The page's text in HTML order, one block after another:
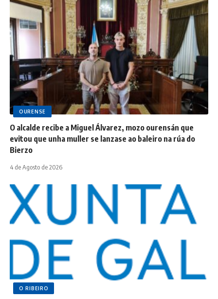
OURENSE
O alcalde recibe a Miguel Álvarez, mozo ourensán que
evitou que unha muller se lanzase ao baleiro na rúa do
Bierzo
4 de Agosto de 2026
O RIBEIRO